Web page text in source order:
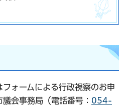
フォームによる行政視察のお申
会事務局（電話番号： 054-